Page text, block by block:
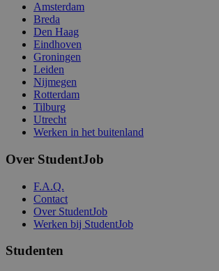
Amsterdam
Breda
Den Haag
Eindhoven
Groningen
Leiden
Nijmegen
Rotterdam
Tilburg
Utrecht
Werken in het buitenland
Over StudentJob
F.A.Q.
Contact
Over StudentJob
Werken bij StudentJob
Studenten